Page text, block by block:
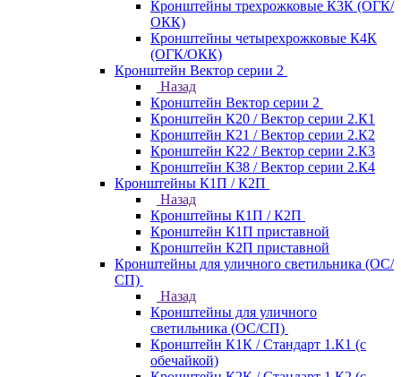
Кронштейны трехрожковые К3К (ОГК/
ОКК)
Кронштейны четырехрожковые К4К
(ОГК/ОКК)
Кронштейн Вектор серии 2
Назад
Кронштейн Вектор серии 2
Кронштейн К20 / Вектор серии 2.К1
Кронштейн К21 / Вектор серии 2.К2
Кронштейн К22 / Вектор серии 2.К3
Кронштейн К38 / Вектор серии 2.К4
Кронштейны К1П / К2П
Назад
Кронштейны К1П / К2П
Кронштейн К1П приставной
Кронштейн К2П приставной
Кронштейны для уличного светильника (ОС/
СП)
Назад
Кронштейны для уличного
светильника (ОС/СП)
Кронштейн К1К / Стандарт 1.К1 (с
обечайкой)